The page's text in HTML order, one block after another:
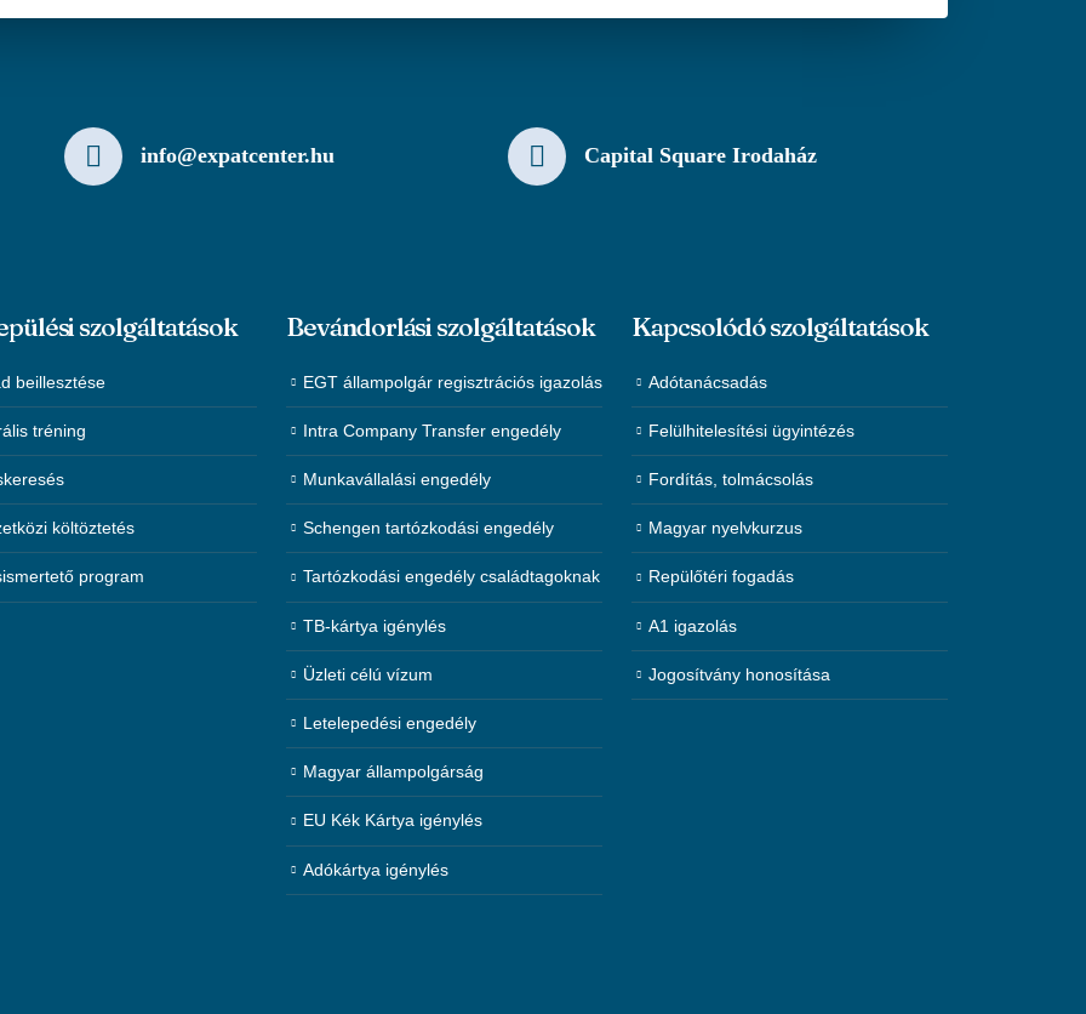
info@expatcenter.hu Capital Square Irodaház
szolgáltatások
beillesztése
tréning
költöztetés
program
Bevándorlási szolgáltatások
EGT állampolgár regisztrációs igazolás
Intra Company Transfer engedély
Munkavállalási engedély
Schengen tartózkodási engedély
Tartózkodási engedély családtagoknak
TB-kártya igénylés
Üzleti célú vízum
Letelepedési engedély
Magyar állampolgárság
EU Kék Kártya igénylés
Adókártya igénylés
Kapcsolódó szolgáltatások
Adótanácsadás
Felülhitelesítési ügyintézés
Fordítás, tolmácsolás
Magyar nyelvkurzus
Repülőtéri fogadás
A1 igazolás
Jogosítvány honosítása